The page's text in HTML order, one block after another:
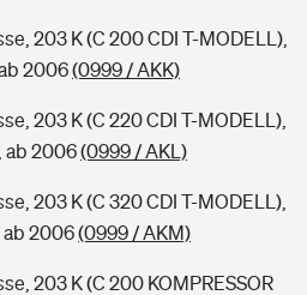
203 K (C 200 CDI T-MODELL),
2006(0999 / AKK)
203 K (C 220 CDI T-MODELL),
ab 2006(0999 / AKL)
203 K (C 320 CDI T-MODELL),
ab 2006(0999 / AKM)
203 K (C 200 KOMPRESSOR